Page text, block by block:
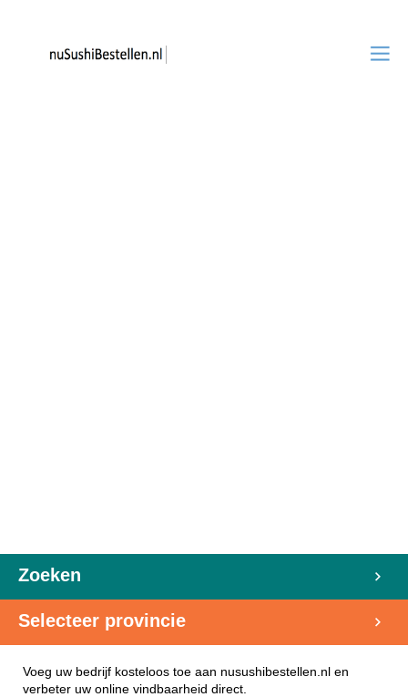
Zoeken
Selecteer provincie
Voeg uw bedrijf kosteloos toe aan nusushibestellen.nl en
verbeter uw online vindbaarheid direct.